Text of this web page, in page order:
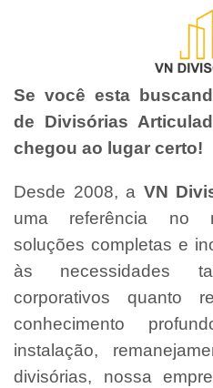
Se você esta
de Divisórias
chegou ao lugar certo!
Desde 2008, a VN
uma referência no
soluções completas e
às necessidades
corporativos quanto
conhecimento
instalação,
divisórias, nossa